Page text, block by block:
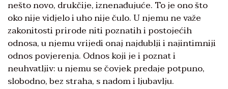
nešto novo, drukčije, iznenađujuće. To je ono što
oko nije vidjelo i uho nije čulo. U njemu ne važe
zakonitosti prirode niti poznatih i postojećih
odnosa, u njemu vrijedi onaj najdublji i najintimniji
odnos povjerenja. Odnos koji je i poznat i
neuhvatljiv: u njemu se čovjek predaje potpuno,
slobodno, bez straha, s nadom i ljubavlju.